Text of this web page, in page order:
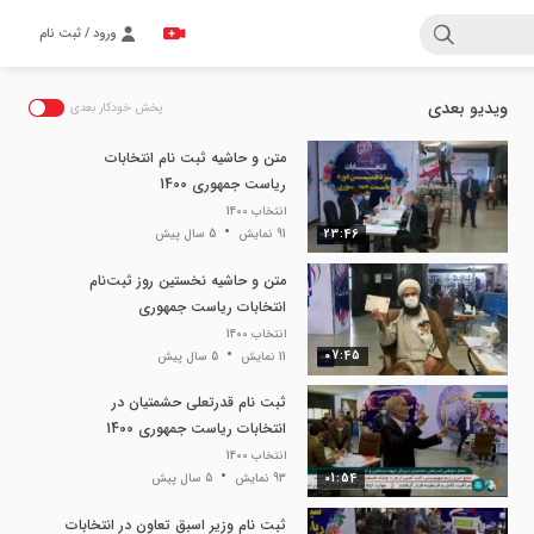
ورود / ثبت نام
ویدیو بعدی پخش خودکار بعدی
23:46
متن و حاشیه ثبت نام انتخابات
ریاست جمهوری 1400
انتخاب 1400
91 نمایش
5 سال پیش
07:45
متن و حاشیه نخستین روز ثبت‌نام
انتخابات ریاست جمهوری
انتخاب 1400
11 نمایش
5 سال پیش
01:54
ثبت نام قدرتعلی حشمتیان در
انتخابات ریاست جمهوری 1400
انتخاب 1400
93 نمایش
5 سال پیش
ثبت نام وزیر اسبق تعاون در انتخابات